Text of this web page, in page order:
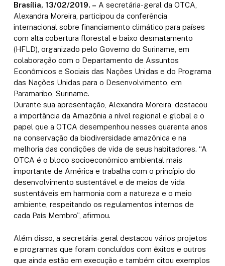
Brasília, 13/02/2019. – A secretária-geral da OTCA,
Alexandra Moreira, participou da conferência
internacional sobre financiamento climático para países
com alta cobertura florestal e baixo desmatamento
(HFLD), organizado pelo Governo do Suriname, em
colaboração com o Departamento de Assuntos
Econômicos e Sociais das Nações Unidas e do Programa
das Nações Unidas para o Desenvolvimento, em
Paramaribo, Suriname.
Durante sua apresentação, Alexandra Moreira, destacou
a importância da Amazônia a nível regional e global e o
papel que a OTCA desempenhou nesses quarenta anos
na conservação da biodiversidade amazônica e na
melhoria das condições de vida de seus habitadores. “A
OTCA é o bloco socioeconômico ambiental mais
importante de América e trabalha com o princípio do
desenvolvimento sustentável e de meios de vida
sustentáveis em harmonia com a natureza e o meio
ambiente, respeitando os regulamentos internos de
cada País Membro”, afirmou.
Além disso, a secretária-geral destacou vários projetos
e programas que foram concluídos com êxitos e outros
que ainda estão em execução e também citou exemplos